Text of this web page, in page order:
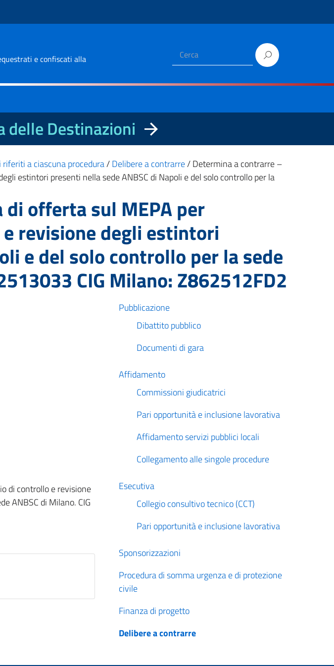
e confiscati alla
delle Destinazioni
a ciascuna procedura/Delibere a contrarre/Determina a contrarre –
estintori presenti nella sede ANBSC di Napoli e del solo controllo per la
offerta sul MEPA per
revisione degli estintori
e del solo controllo per la sede
CIG Milano: Z862512FD2
di controllo e revisione
ANBSC di Milano. CIG
Pubblicazione
Dibattito pubblico
Documenti di gara
Affidamento
Commissioni giudicatrici
Pari opportunità e inclusione lavorativa
Affidamento servizi pubblici locali
Collegamento alle singole procedure
Esecutiva
Collegio consultivo tecnico (CCT)
Pari opportunità e inclusione lavorativa
Sponsorizzazioni
Procedura di somma urgenza e di protezione
civile
Finanza di progetto
Delibere a contrarre